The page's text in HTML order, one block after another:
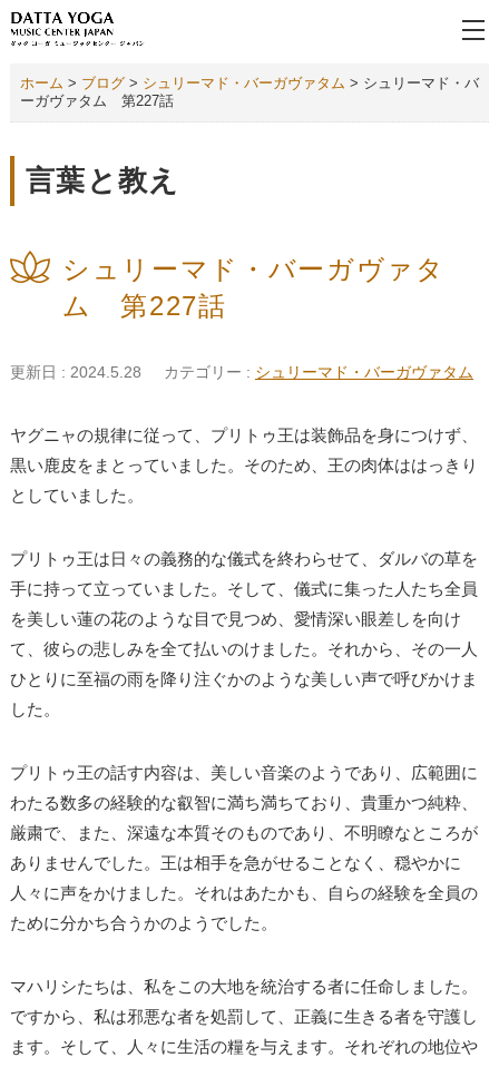
ホーム > ブログ> シュリーマド・バーガヴァタム > シュリーマド・バ
ーガヴァタム 第227話
言葉と教え
シュリーマド・バーガヴァタ
ム 第227話
更新日 : 2024.5.28 カテゴリー : シュリーマド・バーガヴァタム
ヤグニャの規律に従って、プリトゥ王は装飾品を身につけず、
黒い鹿皮をまとっていました。そのため、王の肉体ははっきり
としていました。
プリトゥ王は日々の義務的な儀式を終わらせて、ダルバの草を
手に持って立っていました。そして、儀式に集った人たち全員
を美しい蓮の花のような目で見つめ、愛情深い眼差しを向け
て、彼らの悲しみを全て払いのけました。それから、その一人
ひとりに至福の雨を降り注ぐかのような美しい声で呼びかけま
した。
プリトゥ王の話す内容は、美しい音楽のようであり、広範囲に
わたる数多の経験的な叡智に満ち満ちており、貴重かつ純粋、
厳粛で、また、深遠な本質そのものであり、不明瞭なところが
ありませんでした。王は相手を急がせることなく、穏やかに
人々に声をかけました。それはあたかも、自らの経験を全員の
ために分かち合うかのようでした。
マハリシたちは、私をこの大地を統治する者に任命しました。
ですから、私は邪悪な者を処罰して、正義に生きる者を守護し
ます。そして、人々に生活の糧を与えます。それぞれの地位や